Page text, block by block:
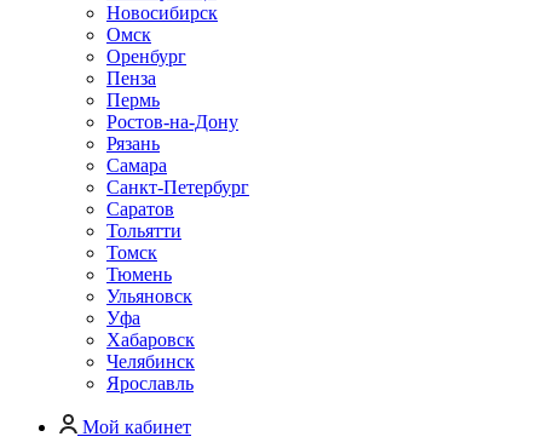
Новосибирск
Омск
Оренбург
Пенза
Пермь
Ростов-на-Дону
Рязань
Самара
Санкт-Петербург
Саратов
Тольятти
Томск
Тюмень
Ульяновск
Уфа
Хабаровск
Челябинск
Ярославль
Мой кабинет